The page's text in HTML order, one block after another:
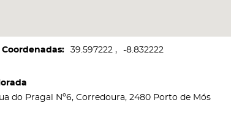
Coordenadas 39.597222 -8.832222
do Pragal Nº6, Corredoura, 2480 Porto de Mós